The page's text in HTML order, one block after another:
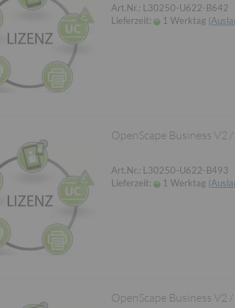
Art.Nr.: L30250-U622-B642
Lieferzeit:
1 Werktag
OpenScape Business V2
Art.Nr.: L30250-U622-B493
Lieferzeit:
1 Werktag
OpenScape Business V2